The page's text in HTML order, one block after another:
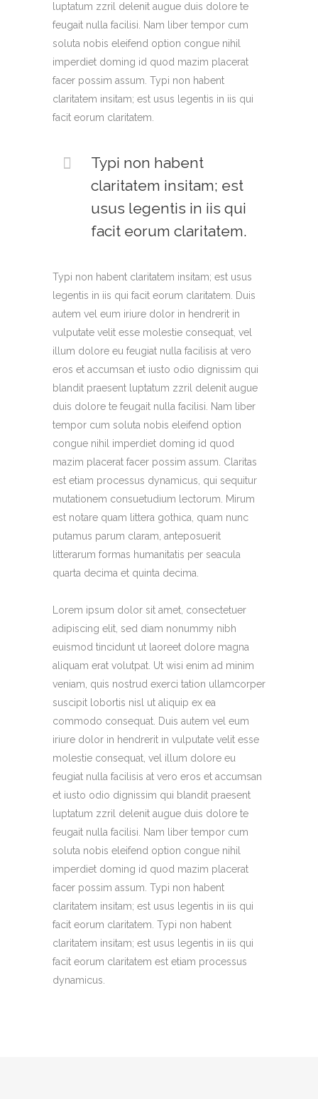
luptatum zzril delenit augue duis dolore te
feugait nulla facilisi. Nam liber tempor cum
soluta nobis eleifend option congue nihil
imperdiet doming id quod mazim placerat
facer possim assum. Typi non habent
claritatem insitam; est usus legentis in iis qui
facit eorum claritatem.
Typi non habent
claritatem insitam; est
usus legentis in iis qui
facit eorum claritatem.
Typi non habent claritatem insitam; est usus
legentis in iis qui facit eorum claritatem. Duis
autem vel eum iriure dolor in hendrerit in
vulputate velit esse molestie consequat, vel
illum dolore eu feugiat nulla facilisis at vero
eros et accumsan et iusto odio dignissim qui
blandit praesent luptatum zzril delenit augue
duis dolore te feugait nulla facilisi. Nam liber
tempor cum soluta nobis eleifend option
congue nihil imperdiet doming id quod
mazim placerat facer possim assum. Claritas
est etiam processus dynamicus, qui sequitur
mutationem consuetudium lectorum. Mirum
est notare quam littera gothica, quam nunc
putamus parum claram, anteposuerit
litterarum formas humanitatis per seacula
quarta decima et quinta decima.
Lorem ipsum dolor sit amet, consectetuer
adipiscing elit, sed diam nonummy nibh
euismod tincidunt ut laoreet dolore magna
aliquam erat volutpat. Ut wisi enim ad minim
veniam, quis nostrud exerci tation ullamcorper
suscipit lobortis nisl ut aliquip ex ea
commodo consequat. Duis autem vel eum
iriure dolor in hendrerit in vulputate velit esse
molestie consequat, vel illum dolore eu
feugiat nulla facilisis at vero eros et accumsan
et iusto odio dignissim qui blandit praesent
luptatum zzril delenit augue duis dolore te
feugait nulla facilisi. Nam liber tempor cum
soluta nobis eleifend option congue nihil
imperdiet doming id quod mazim placerat
facer possim assum. Typi non habent
claritatem insitam; est usus legentis in iis qui
facit eorum claritatem. Typi non habent
claritatem insitam; est usus legentis in iis qui
facit eorum claritatem est etiam processus
dynamicus.